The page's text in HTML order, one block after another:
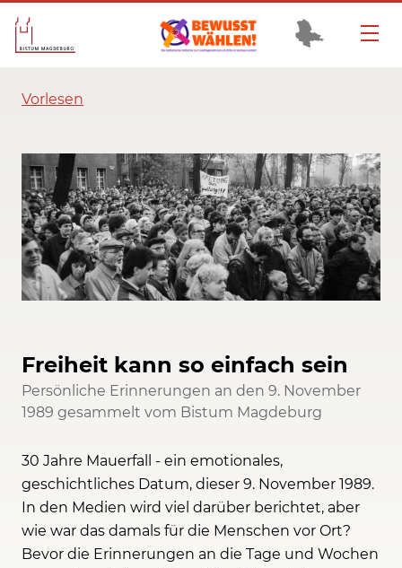
Vorlesen
Freiheit kann so einfach sein
Persönliche Erinnerungen an den 9. November
1989 gesammelt vom Bistum Magdeburg
30 Jahre Mauerfall - ein emotionales,
geschichtliches Datum, dieser 9. November 1989.
In den Medien wird viel darüber berichtet, aber
wie war das damals für die Menschen vor Ort?
Bevor die Erinnerungen an die Tage und Wochen